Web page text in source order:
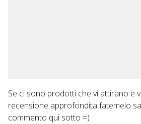
Se ci sono prodotti che vi attirano e
recensione approfondita fatemelo
commento qui sotto =)